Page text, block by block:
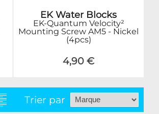
EK Water Blocks
EK-Quantum Velocity²
Mounting Screw AM5 - Nickel
(4pcs)
4,90 €
Trier par